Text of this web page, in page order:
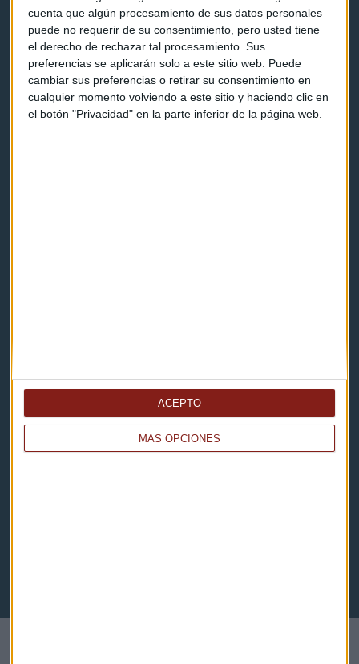
cuenta que algún procesamiento de sus datos personales
puede no requerir de su consentimiento, pero usted tiene
el derecho de rechazar tal procesamiento. Sus
preferencias se aplicarán solo a este sitio web. Puede
cambiar sus preferencias o retirar su consentimiento en
cualquier momento volviendo a este sitio y haciendo clic en
el botón "Privacidad" en la parte inferior de la página web.
MÁS OPCIONES
ACEPTO
Capital Radio
Noticias
Eventos
Consultorios
Descarga nuestras apps